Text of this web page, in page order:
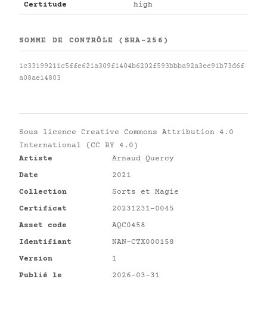
Certitude high
SOMME DE CONTRÔLE (SHA-256)
1c33199211c5ffe621a309f1404b6202f593bbba92a3ee91b73d6f
a08ae14803
Sous licence Creative Commons Attribution 4.0
International (CC BY 4.0)
Artiste
Arnaud Quercy
Date
2021
Collection
Sorts et Magie
Certificat
20231231-0045
Asset code
AQC0458
Identifiant
NAN-CTX000158
Version
1
Publié le
2026-03-31